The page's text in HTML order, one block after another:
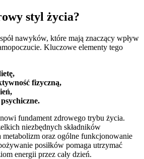
styl życia?
nawyków, które mają znaczący wpływ
Kluczowe elementy tego
fizyczną,
fundament zdrowego trybu życia.
niezbędnych składników
oraz ogólne funkcjonowanie
posiłków pomaga utrzymać
energii przez cały dzień.